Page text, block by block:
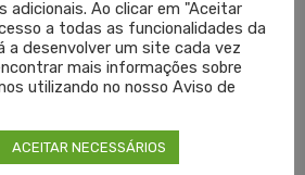
COVID-19 SUPLEMENTAÇÃO
TRATAMENTO MÉDICO
LEIA MAIS
adicionais. Ao clicar em "Aceitar
a todas as funcionalidades da
a desenvolver um site cada vez
mais informações sobre
utilizando no nosso Aviso de
ACEITAR NECESSÁRIOS